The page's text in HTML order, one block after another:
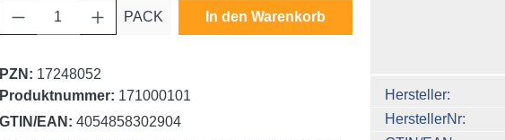
PACK In den Warenkorb
PZN: 17248052
Produktnummer: 171000101
GTIN/EAN: 4054858302904
Hersteller
HerstellerNr